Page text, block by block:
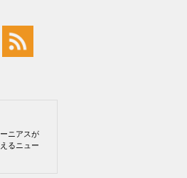
ニアスが
るニュー